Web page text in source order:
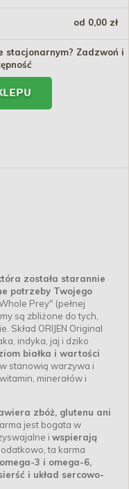
od 0,00 zł
stacjonarnym? Zadzwoń i
została starannie
potrzeby Twojego
Prey" (pełnej
są zbliżone do tych,
Skład ORIJEN Original
indyka, jaj i dziko
białka i wartości
stanowią warzywa i
minerałów i
zbóż, glutenu ani
jest bogata w
i wspierają
ta karma
3 i omega-6,
i układ sercowo-